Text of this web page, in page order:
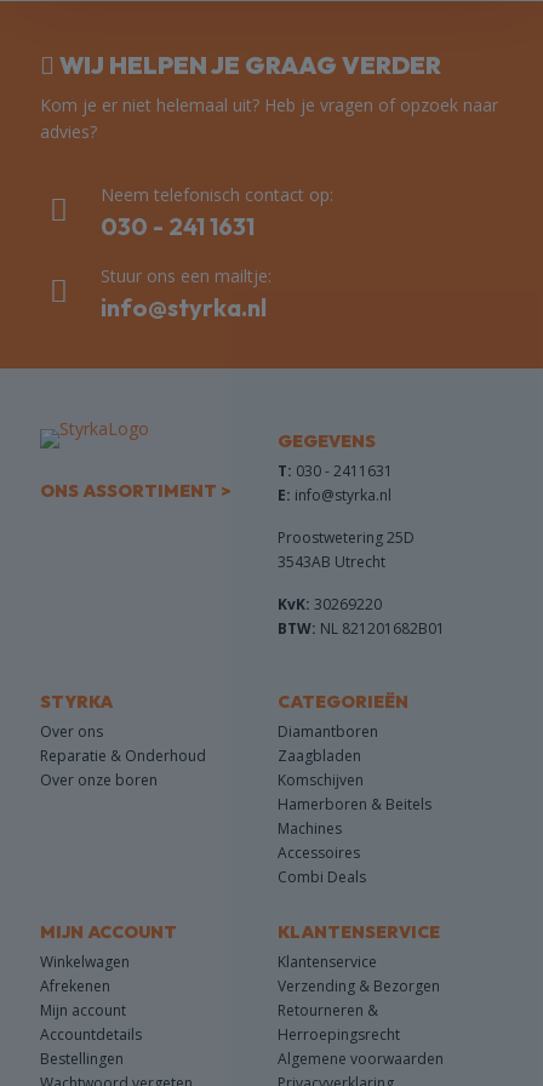
WIJ HELPEN JE GRAAG VERDER
Kom je er niet helemaal uit? Heb je vragen of opzoek naar
advies?
Neem telefonisch contact op:
030 - 241 1631
Stuur ons een mailtje:
info@styrka.nl
ONS ASSORTIMENT >
GEGEVENS
T: 030 - 2411631
E: info@styrka.nl
Proostwetering 25D
3543AB Utrecht
KvK: 30269220
BTW: NL 821201682B01
STYRKA
Over ons
Reparatie & Onderhoud
Over onze boren
CATEGORIEËN
Diamantboren
Zaagbladen
Komschijven
Hamerboren & Beitels
Machines
Accessoires
Combi Deals
MIJN ACCOUNT
Winkelwagen
Afrekenen
Mijn account
Accountdetails
Bestellingen
KLANTENSERVICE
Klantenservice
Verzending & Bezorgen
Retourneren &
Herroepingsrecht
Algemene voorwaarden